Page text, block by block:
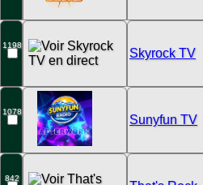
1198
Skyrock TV
1078
Sunyfun TV
842